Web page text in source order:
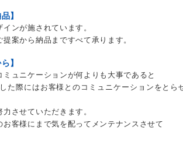
】
ンが施されています。
案から納品まですべて承ります。
】
ュニケーションが何よりも大事であると
た際にはお客様とのコミュニケーションをとら
させていただきます。
客様にまで気を配ってメンテナンスさせて